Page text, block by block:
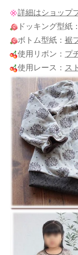
詳細はショップ
ドッキング型紙：
ボトム型紙： 裾
使用リボン： プ
使用レース： ス